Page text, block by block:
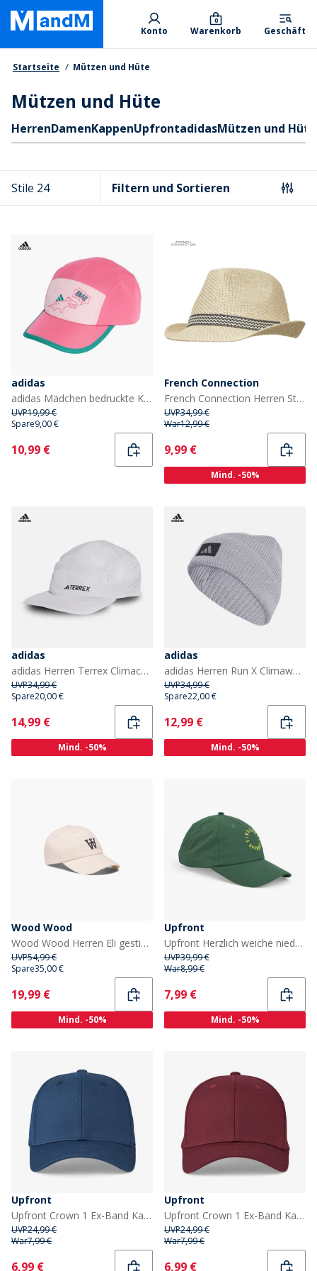
Skip
main
content
Primary departments
Konto Warenkorb
0
Geschäft
Brotkrumen
Startseite Mützen und Hüte
Mützen und Hüte
Schnellzugriff
HerrenDamenKappenUpfrontadidasMützen und Hüte
Stile 24 Filtern und Sortieren
adidas
adidas Mädchen bedruckte Kappe Pink Fusion/Pure Teal/Clear Pink
UVP19,99 €
Spare9,00 €
Current
10,99 €
French Connection
French Connection Herren Stripe Trilby Hüte Ecru
UVP34,99 €
War12,99 €
Current
9,99 €
Mind. -50%
adidas
adidas Herren Terrex Climacool 5 Panel Uni Mütze Dash Grey/Schwarz
UVP34,99 €
Spare20,00 €
Current
14,99 €
Mind. -50%
adidas
adidas Herren Run X Climawarm Mütze Halo Silver/Reflective Silver
UVP34,99 €
Spare22,00 €
Current
12,99 €
Mind. -50%
Wood Wood
Wood Wood Herren Eli gestickte Kappe Off Weiß Off-White
UVP54,99 €
Spare35,00 €
Current
19,99 €
Mind. -50%
Upfront
Upfront Herzlich weiche niedrige Baseballkappe Green Fresh Green
UVP39,99 €
War8,99 €
Current
7,99 €
Mind. -50%
Upfront
Upfront Crown 1 Ex-Band Kappe Medium Blue
UVP24,99 €
War7,99 €
Current
6,99 €
Upfront
Upfront Crown 1 Ex-Band Kappe Pitch-Dark Red
UVP24,99 €
War7,99 €
Current
6,99 €